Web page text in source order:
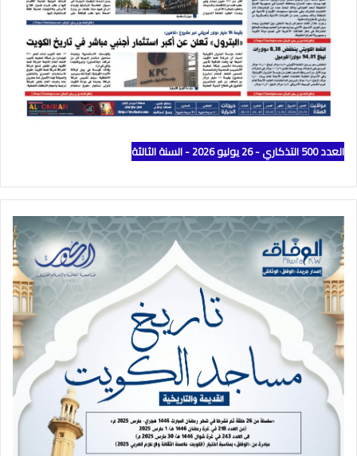
العدد 500 التذكاري - 26 يوليو 2026 - السنة الثالثة